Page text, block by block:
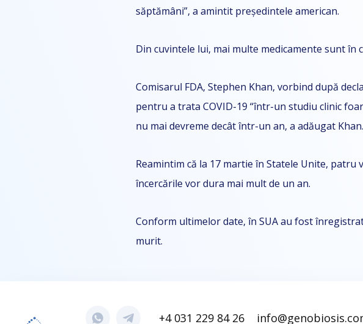
săptămâni”, a amintit președintele american.
Din cuvintele lui, mai multe medicamente sunt în
Comisarul FDA, Stephen Khan, vorbind după
pentru a trata COVID-19 “într-un studiu clinic
nu mai devreme decât într-un an, a adăugat Khan.
Reamintim că la 17 martie în Statele Unite,
încercările vor dura mai mult de un an.
Conform ultimelor date, în SUA au fost
murit.
+4 031 229 84 26